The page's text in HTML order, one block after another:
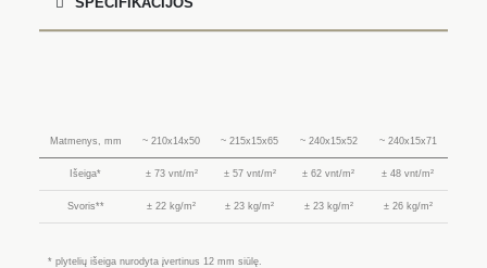
Matmenys, mm ~ 210x14x50 ~ 215x15x65 ~ 240x15x52 ~ 240x15x71
Išeiga* ± 73 vnt/m² ± 57 vnt/m² ± 62 vnt/m² ± 48 vnt/m²
Svoris** ± 22 kg/m² ± 23 kg/m² ± 23 kg/m² ± 26 kg/m²
* plytelių išeiga nurodyta įvertinus 12 mm siūlę.